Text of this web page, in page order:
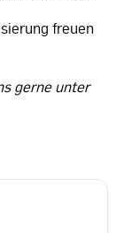
freuen
gerne unter